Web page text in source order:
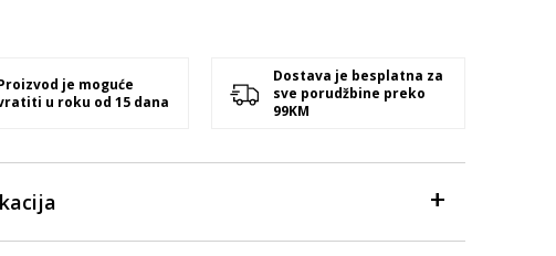
je moguće
u roku od 15 dana
Dostava je besplatna za
sve porudžbine preko
99KM